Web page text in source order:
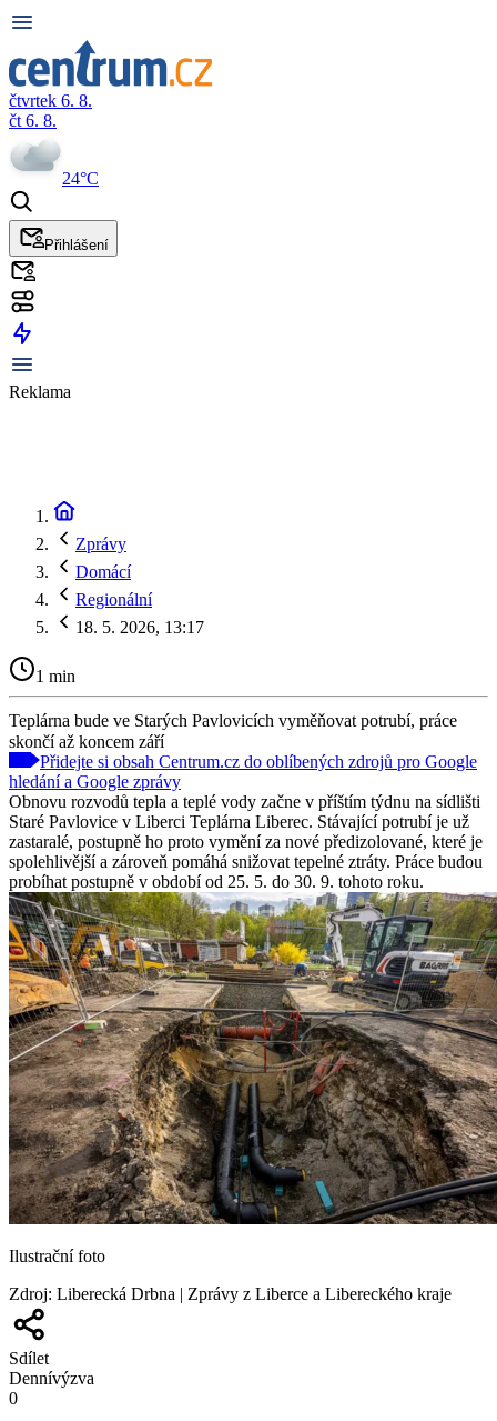
čtvrtek 6. 8.
čt 6. 8.
24°C
Přihlášení
Reklama
Zprávy
Domácí
Regionální
18. 5. 2026, 13:17
1 min
Teplárna bude ve Starých Pavlovicích vyměňovat potrubí, práce
skončí až koncem září
Přidejte si obsah Centrum.cz do oblíbených zdrojů pro Google
hledání a Google zprávy
Obnovu rozvodů tepla a teplé vody začne v příštím týdnu na sídlišti
Staré Pavlovice v Liberci Teplárna Liberec. Stávající potrubí je už
zastaralé, postupně ho proto vymění za nové předizolované, které je
spolehlivější a zároveň pomáhá snižovat tepelné ztráty. Práce budou
probíhat postupně v období od 25. 5. do 30. 9. tohoto roku.
Ilustrační foto
Zdroj: Liberecká Drbna | Zprávy z Liberce a Libereckého kraje
Sdílet
Dennívýzva
0